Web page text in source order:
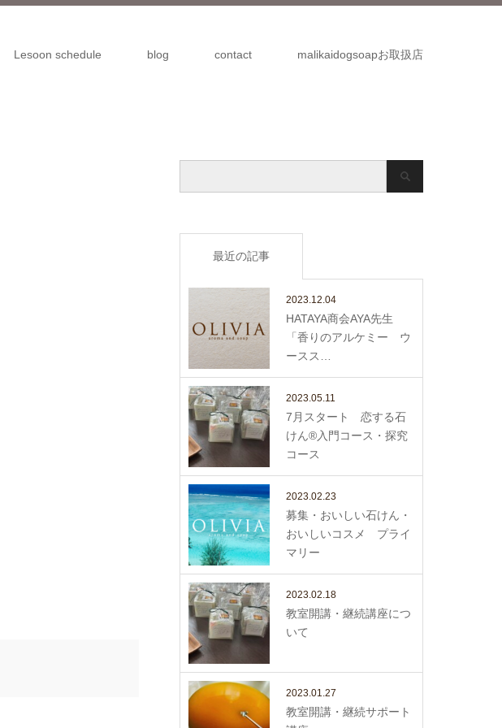
Lesoon schedule blog contact malikaidogsoapお取扱店
最近の記事
2023.12.04
HATAYA商会AYA先生
「香りのアルケミー ウ
ースス…
2023.05.11
7月スタート 恋する石
けん®入門コース・探究
コース
2023.02.23
募集・おいしい石けん・
おいしいコスメ プライ
マリー
2023.02.18
教室開講・継続講座につ
いて
2023.01.27
教室開講・継続サポート